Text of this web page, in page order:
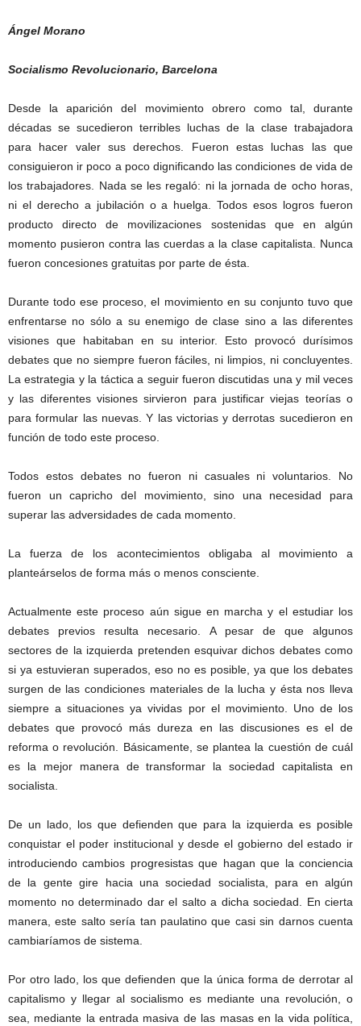
Ángel Morano
Socialismo Revolucionario, Barcelona
Desde la aparición del movimiento obrero como tal, durante
décadas se sucedieron terribles luchas de la clase trabajadora
para hacer valer sus derechos. Fueron estas luchas las que
consiguieron ir poco a poco dignificando las condiciones de vida de
los trabajadores. Nada se les regaló: ni la jornada de ocho horas,
ni el derecho a jubilación o a huelga. Todos esos logros fueron
producto directo de movilizaciones sostenidas que en algún
momento pusieron contra las cuerdas a la clase capitalista. Nunca
fueron concesiones gratuitas por parte de ésta.
Durante todo ese proceso, el movimiento en su conjunto tuvo que
enfrentarse no sólo a su enemigo de clase sino a las diferentes
visiones que habitaban en su interior. Esto provocó durísimos
debates que no siempre fueron fáciles, ni limpios, ni concluyentes.
La estrategia y la táctica a seguir fueron discutidas una y mil veces
y las diferentes visiones sirvieron para justificar viejas teorías o
para formular las nuevas. Y las victorias y derrotas sucedieron en
función de todo este proceso.
Todos estos debates no fueron ni casuales ni voluntarios. No
fueron un capricho del movimiento, sino una necesidad para
superar las adversidades de cada momento.
La fuerza de los acontecimientos obligaba al movimiento a
planteárselos de forma más o menos consciente.
Actualmente este proceso aún sigue en marcha y el estudiar los
debates previos resulta necesario. A pesar de que algunos
sectores de la izquierda pretenden esquivar dichos debates como
si ya estuvieran superados, eso no es posible, ya que los debates
surgen de las condiciones materiales de la lucha y ésta nos lleva
siempre a situaciones ya vividas por el movimiento. Uno de los
debates que provocó más dureza en las discusiones es el de
reforma o revolución. Básicamente, se plantea la cuestión de cuál
es la mejor manera de transformar la sociedad capitalista en
socialista.
De un lado, los que defienden que para la izquierda es posible
conquistar el poder institucional y desde el gobierno del estado ir
introduciendo cambios progresistas que hagan que la conciencia
de la gente gire hacia una sociedad socialista, para en algún
momento no determinado dar el salto a dicha sociedad. En cierta
manera, este salto sería tan paulatino que casi sin darnos cuenta
cambiaríamos de sistema.
Por otro lado, los que defienden que la única forma de derrotar al
capitalismo y llegar al socialismo es mediante una revolución, o
sea, mediante la entrada masiva de las masas en la vida política,